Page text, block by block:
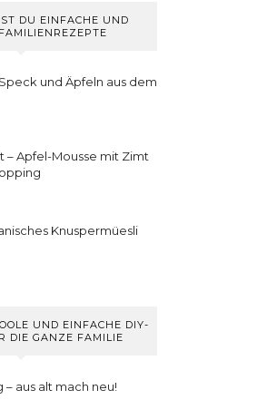
DU EINFACHE UND
und Äpfeln aus dem
– Apfel-Mousse mit Zimt
Knuspermüesli
UND EINFACHE DIY-
DIE GANZE FAMILIE
aus alt mach neu!